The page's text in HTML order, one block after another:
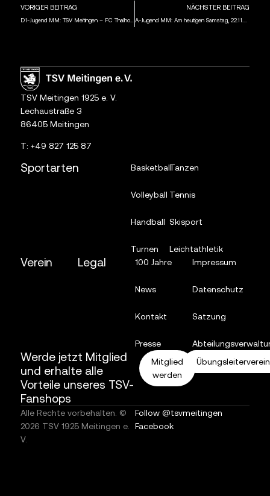
VORIGER BEITRAG
D1-Jugend MM: TSV Meitingen – FC Thalhofen 1:1 (0:1)
NÄCHSTER BEITRAG
TSV Meitingen 1925 e. V.
Lechaustraße 3
86405 Meitingen
T: +49 827 125 87
Sportarten Basketball
Volleyball
Handball
Turnen
Tanzen
Tennis
Skisport
Leichtathletik
Verein Legal 100 Jahre
News
Kontakt
Presse
Impressum
Datenschutz
Satzung
Werde jetzt Mitglied
und erhalte alle
Vorteile unseres TSV-
Fanshops
Mitglied
werden
Alle Rechte vorbehalten. ©
2026 TSV 1925 Meitingen e.
V.
Follow @tsvmeitingen
Facebook